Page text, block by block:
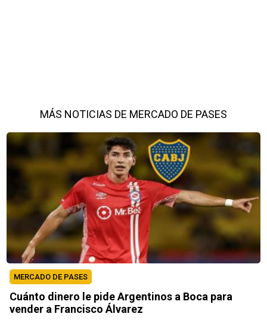
MÁS NOTICIAS DE MERCADO DE PASES
MERCADO DE PASES
Cuánto dinero le pide Argentinos a Boca para
vender a Francisco Álvarez